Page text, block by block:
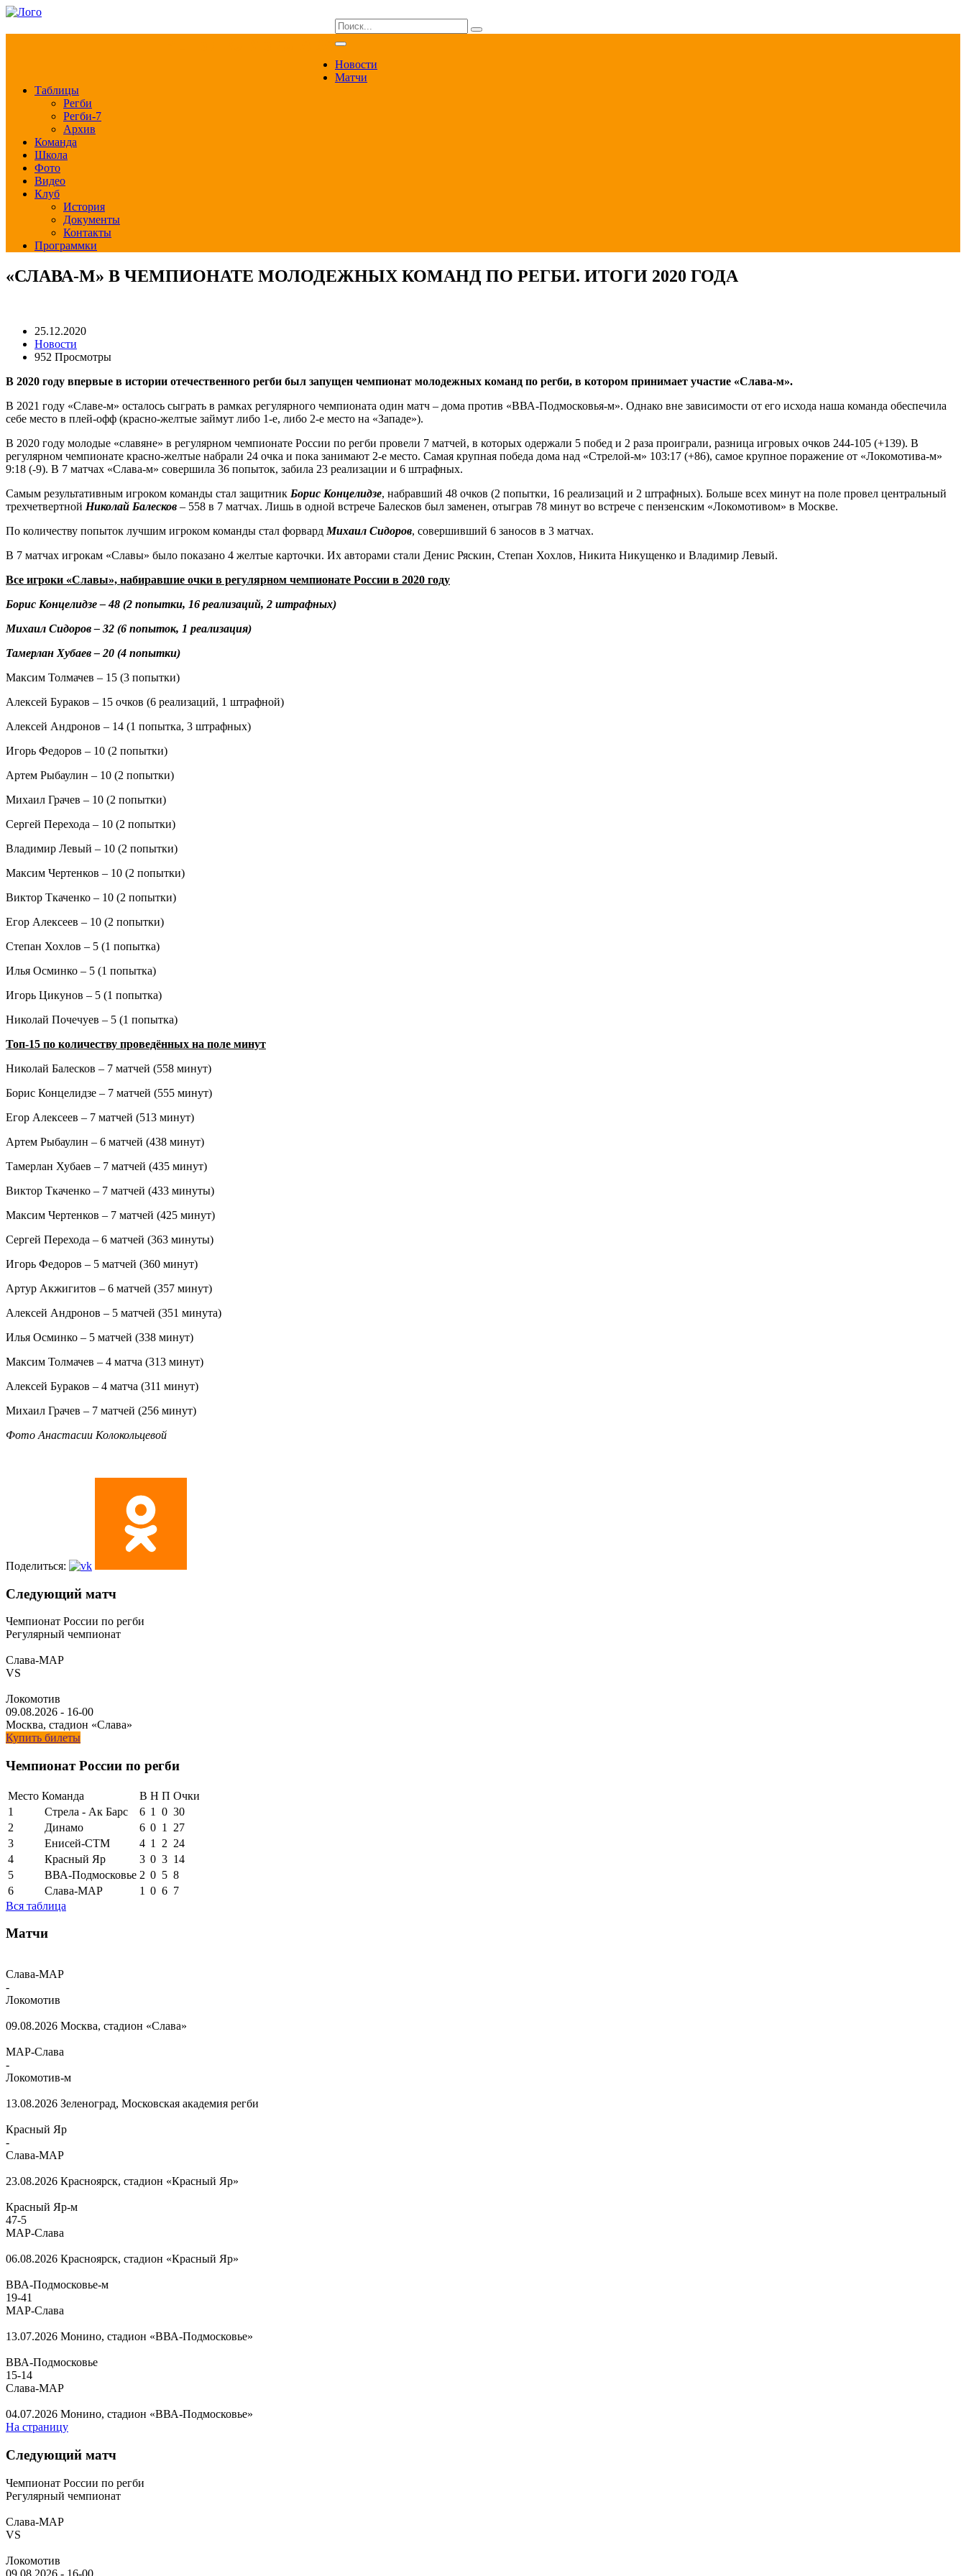
Новости
Матчи
Таблицы
Регби
Регби-7
Архив
Команда
Школа
Фото
Видео
Клуб
История
Документы
Контакты
Программки
«СЛАВА-М» В ЧЕМПИОНАТЕ МОЛОДЕЖНЫХ КОМАНД ПО РЕГБИ. ИТОГИ 2020 ГОДА
25.12.2020
Новости
952 Просмотры
В 2020 году впервые в истории отечественного регби был запущен чемпионат молодежных команд по регби, в котором принимает участие «Слава-м».
В 2021 году «Славе-м» осталось сыграть в рамках регулярного чемпионата один матч – дома против «ВВА-Подмосковья-м». Однако вне зависимости от его исхода наша команда обеспечила
себе место в плей-офф (красно-желтые займут либо 1-е, либо 2-е место на «Западе»).
В 2020 году молодые «славяне» в регулярном чемпионате России по регби провели 7 матчей, в которых одержали 5 побед и 2 раза проиграли, разница игровых очков 244-105 (+139). В
регулярном чемпионате красно-желтые набрали 24 очка и пока занимают 2-е место. Самая крупная победа дома над «Стрелой-м» 103:17 (+86), самое крупное поражение от «Локомотива-м»
9:18 (-9). В 7 матчах «Слава-м» совершила 36 попыток, забила 23 реализации и 6 штрафных.
Самым результативным игроком команды стал защитник Борис Концелидзе, набравший 48 очков (2 попытки, 16 реализаций и 2 штрафных). Больше всех минут на поле провел центральный
трехчетвертной Николай Балесков – 558 в 7 матчах. Лишь в одной встрече Балесков был заменен, отыграв 78 минут во встрече с пензенским «Локомотивом» в Москве.
По количеству попыток лучшим игроком команды стал форвард Михаил Сидоров, совершивший 6 заносов в 3 матчах.
В 7 матчах игрокам «Славы» было показано 4 желтые карточки. Их авторами стали Денис Ряскин, Степан Хохлов, Никита Никущенко и Владимир Левый.
Все игроки «Славы», набиравшие очки в регулярном чемпионате России в 2020 году
Борис Концелидзе – 48 (2 попытки, 16 реализаций, 2 штрафных)
Михаил Сидоров – 32 (6 попыток, 1 реализация)
Тамерлан Хубаев – 20 (4 попытки)
Максим Толмачев – 15 (3 попытки)
Алексей Бураков – 15 очков (6 реализаций, 1 штрафной)
Алексей Андронов – 14 (1 попытка, 3 штрафных)
Игорь Федоров – 10 (2 попытки)
Артем Рыбаулин – 10 (2 попытки)
Михаил Грачев – 10 (2 попытки)
Сергей Перехода – 10 (2 попытки)
Владимир Левый – 10 (2 попытки)
Максим Чертенков – 10 (2 попытки)
Виктор Ткаченко – 10 (2 попытки)
Егор Алексеев – 10 (2 попытки)
Степан Хохлов – 5 (1 попытка)
Илья Осминко – 5 (1 попытка)
Игорь Цикунов – 5 (1 попытка)
Николай Почечуев – 5 (1 попытка)
Топ-15 по количеству проведённых на поле минут
Николай Балесков – 7 матчей (558 минут)
Борис Концелидзе – 7 матчей (555 минут)
Егор Алексеев – 7 матчей (513 минут)
Артем Рыбаулин – 6 матчей (438 минут)
Тамерлан Хубаев – 7 матчей (435 минут)
Виктор Ткаченко – 7 матчей (433 минуты)
Максим Чертенков – 7 матчей (425 минут)
Сергей Перехода – 6 матчей (363 минуты)
Игорь Федоров – 5 матчей (360 минут)
Артур Акжигитов – 6 матчей (357 минут)
Алексей Андронов – 5 матчей (351 минута)
Илья Осминко – 5 матчей (338 минут)
Максим Толмачев – 4 матча (313 минут)
Алексей Бураков – 4 матча (311 минут)
Михаил Грачев – 7 матчей (256 минут)
Фото Анастасии Колокольцевой
Поделиться:
Следующий матч
Чемпионат России по регби
Регулярный чемпионат
Слава-МАР
VS
Локомотив
09.08.2026 - 16-00
Москва, стадион «Слава»
Купить билеты
Чемпионат России по регби
Место Команда В Н П Очки
1
Стрела - Ак Барс 6 1 0 30
2
Динамо 6 0 1
27
3
Енисей-СТМ 4 1 2 24
4
Красный Яр 3 0 3 14
5
ВВА-Подмосковье 2 0 5 8
6
Слава-МАР 1 0 6 7
Вся таблица
Матчи
Слава-МАР
-
Локомотив
09.08.2026 Москва, стадион «Слава»
МАР-Слава
-
Локомотив-м
13.08.2026 Зеленоград, Московская академия регби
Красный Яр
-
Слава-МАР
23.08.2026 Красноярск, стадион «Красный Яр»
Красный Яр-м
47-5
МАР-Слава
06.08.2026 Красноярск, стадион «Красный Яр»
ВВА-Подмосковье-м
19-41
МАР-Слава
13.07.2026 Монино, стадион «ВВА-Подмосковье»
ВВА-Подмосковье
15-14
Слава-МАР
04.07.2026 Монино, стадион «ВВА-Подмосковье»
На страницу
Следующий матч
Чемпионат России по регби
Регулярный чемпионат
Слава-МАР
VS
Локомотив
09.08.2026 - 16-00